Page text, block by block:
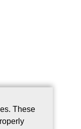
These